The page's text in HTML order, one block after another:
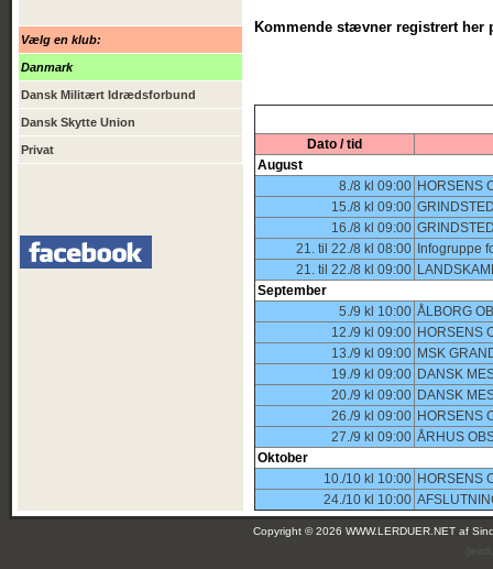
Vælg en klub:
Danmark
Dansk Militært Idrædsforbund
Dansk Skytte Union
Privat
Kommende stævner registrert her
Dato / tid
August
8./8 kl 09:00 HORSENS
15./8 kl 09:00
16./8 kl 09:00
21. til 22./8 kl 08:00 Infogruppe
21. til 22./8 kl 09:00
September
5./9 kl 10:00 ÅLBORG
12./9 kl 09:00 HORSENS
13./9 kl 09:00 MSK
19./9 kl 09:00 DANSK
20./9 kl 09:00 DANSK
26./9 kl 09:00 HORSENS
27./9 kl 09:00 ÅRHUS
Oktober
10./10 kl 10:00 HORSENS
24./10 kl 10:00
Copyright © 2026 WWW.LERDUER.NET af